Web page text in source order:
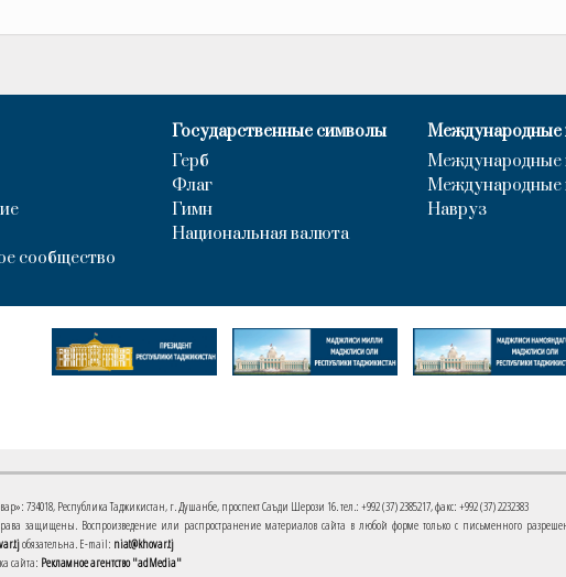
сообщество
Государственные символы
Герб
Флаг
Гимн
Национальная валюта
Международные
Международные
Международные
Навруз
734018, Республика Таджикистан, г. Душанбе, проспект Саъди Шерози 16. тел.: +992 (37) 2385217, факс: +992 (37) 2232383
защищены. Воспроизведение или распространение материалов сайта в любой форме только с письменного
обязательна. E-mail: niat@khovar.tj
сайта: Рекламное агентство "adMedia"